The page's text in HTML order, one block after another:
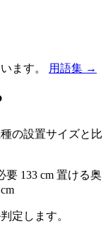
ます。 用語集 →
の設置サイズと比
要 133 cm 置ける奥
定します。